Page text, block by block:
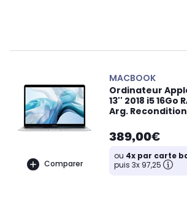
Comparer
MACBOOK
Ordinateur
13'' 2018 i5 16Go
Arg.
389,00€
ou 4x par carte
puis 3x 97,25